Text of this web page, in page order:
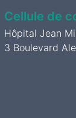
Cellule de
Hôpital Jean
3 Boulevard